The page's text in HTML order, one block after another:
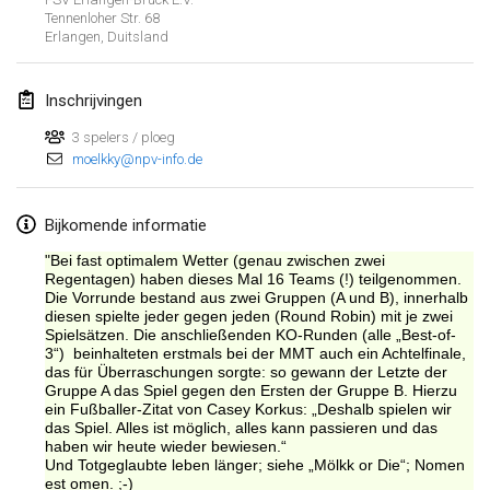
Samengesteld doorMölkk Your World
Weergave lijst
Tennenloher Str. 68
Erlangen Duitsland
Inschrijvingen
3 spelers / ploeg
moelkky@npv-info.de
Bijkomende informatie
"Bei fast optimalem Wetter (genau zwischen zwei
Regentagen) haben dieses Mal 16 Teams (!) teilgenommen.
Die Vorrunde bestand aus zwei Gruppen (A und B), innerhalb
diesen spielte jeder gegen jeden (Round Robin) mit je zwei
Spielsätzen. Die anschließenden KO-Runden (alle „Best-of-
3“) beinhalteten erstmals bei der MMT auch ein Achtelfinale,
das für Überraschungen sorgte: so gewann der Letzte der
Gruppe A das Spiel gegen den Ersten der Gruppe B. Hierzu
ein Fußballer-Zitat von Casey Korkus: „Deshalb spielen wir
das Spiel. Alles ist möglich, alles kann passieren und das
haben wir heute wieder bewiesen.“
Und Totgeglaubte leben länger; siehe „Mölkk or Die“; Nomen
est omen. ;-)
tornooien weergegeven